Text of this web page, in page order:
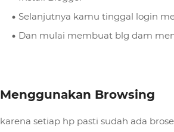
Selanjutnya kamu tinggal login
Dan mulai membuat blg dam
Menggunakan Browsing
karena setiap hp pasti sudah ada